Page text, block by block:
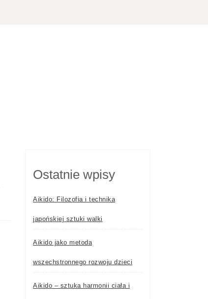
Ostatnie wpisy
Aikido: Filozofia i technika
japońskiej sztuki walki
Aikido jako metoda
wszechstronnego rozwoju dzieci
Aikido – sztuka harmonii ciała i